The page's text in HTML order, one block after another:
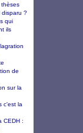
disparu ?
qui
ils
de
sur la
c'est la
CEDH :